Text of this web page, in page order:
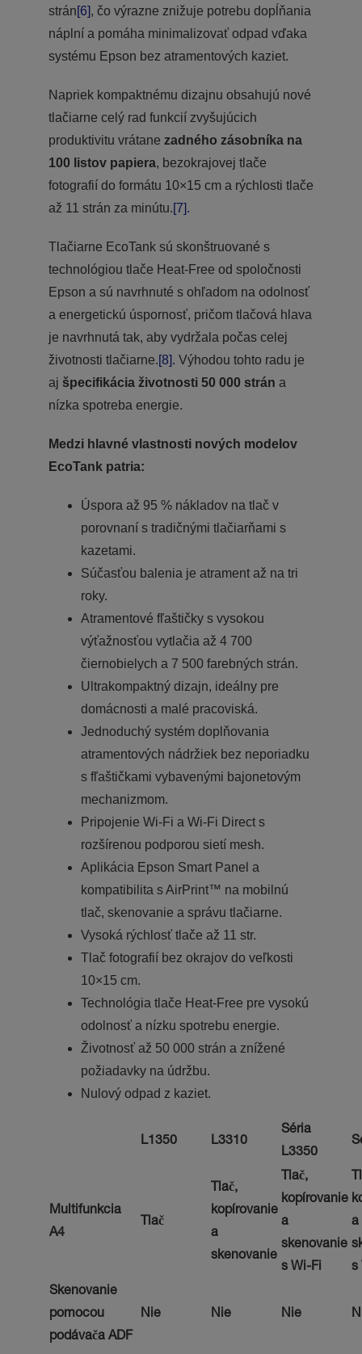
strán[6], čo výrazne znižuje potrebu dopĺňania
náplní a pomáha minimalizovať odpad vďaka
systému Epson bez atramentových kaziet.
Napriek kompaktnému dizajnu obsahujú nové
tlačiarne celý rad funkcií zvyšujúcich
produktivitu vrátane zadného zásobníka na
100 listov papiera, bezokrajovej tlače
fotografií do formátu 10×15 cm a rýchlosti tlače
až 11 strán za minútu.[7].
Tlačiarne EcoTank sú skonštruované s
technológiou tlače Heat-Free od spoločnosti
Epson a sú navrhnuté s ohľadom na odolnosť
a energetickú úspornosť, pričom tlačová hlava
je navrhnutá tak, aby vydržala počas celej
životnosti tlačiarne.[8]. Výhodou tohto radu je
aj špecifikácia životnosti 50 000 strán a
nízka spotreba energie.
Medzi hlavné vlastnosti nových modelov
EcoTank patria:
Úspora až 95 % nákladov na tlač v
porovnaní s tradičnými tlačiarňami s
kazetami.
Súčasťou balenia je atrament až na tri
roky.
Atramentové fľaštičky s vysokou
výťažnosťou vytlačia až 4 700
čiernobielych a 7 500 farebných strán.
Ultrakompaktný dizajn, ideálny pre
domácnosti a malé pracoviská.
Jednoduchý systém doplňovania
atramentových nádržiek bez neporiadku
s fľaštičkami vybavenými bajonetovým
mechanizmom.
Pripojenie Wi-Fi a Wi-Fi Direct s
rozšírenou podporou sietí mesh.
Aplikácia Epson Smart Panel a
kompatibilita s AirPrint™ na mobilnú
tlač, skenovanie a správu tlačiarne.
Vysoká rýchlosť tlače až 11 str.
Tlač fotografií bez okrajov do veľkosti
10×15 cm.
Technológia tlače Heat‑Free pre vysokú
odolnosť a nízku spotrebu energie.
Životnosť až 50 000 strán a znížené
požiadavky na údržbu.
Nulový odpad z kaziet.
L1350 L3310
Séria
L3350
Multifunkcia
A4
Tlač
Tlač,
kopírovanie
a
skenovanie
Tlač,
kopírovanie
a
skenovanie
s Wi-Fi
a
s
Skenovanie
pomocou
podávača ADF
Nie Nie Nie